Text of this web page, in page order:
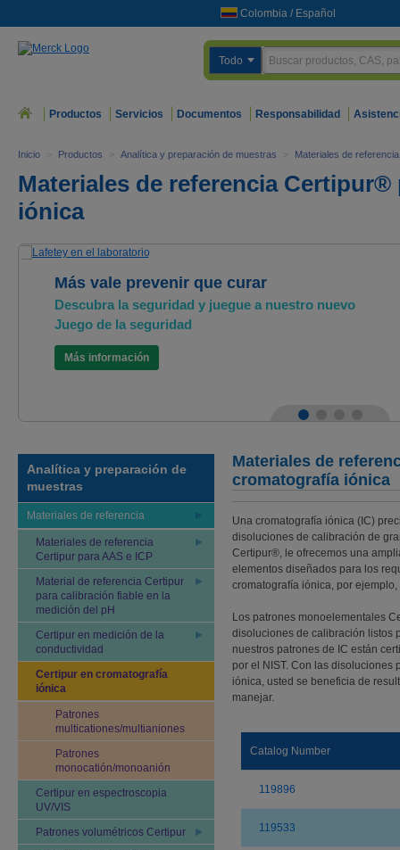
Colombia / Español
Todo
Productos Servicios Documentos Responsabilidad
Inicio > Productos > Analítica y preparación de muestras > Materiales de referencia
Materiales de referencia
iónica
Más vale prevenir que curar
Descubra la seguridad y juegue a nuestro nuevo
Juego de la seguridad
Más información
Analítica y preparación de
muestras
Materiales de referencia
Materiales de referencia
Certipur para AAS e ICP
Material de referencia Certipur
para calibración fiable en la
medición del pH
Certipur en medición de la
conductividad
Certipur en cromatografía
iónica
Patrones
multicationes/multianiones
Patrones
monocatión/monoanión
Certipur en espectroscopia
UV/VIS
Patrones volumétricos Certipur
Materiales de
cromatografía iónica
Una cromatografía iónica (IC)
disoluciones de calibración de
Certipur®, le ofrecemos una
elementos diseñados para los
cromatografía iónica, por
Los patrones monoelementales
disoluciones de calibración listos
nuestros patrones de IC están
por el NIST. Con las disoluciones
iónica, usted se beneficia de
manejar.
Catalog Number
119896
119533